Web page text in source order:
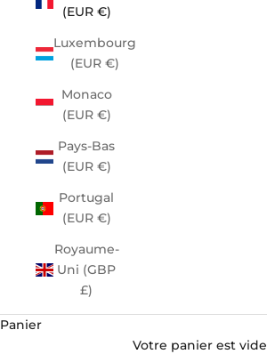
(EUR €)
Luxembourg
(EUR €)
Monaco
(EUR €)
Pays-Bas
(EUR €)
Portugal
(EUR €)
Royaume-
Uni (GBP
£)
Panier
Votre panier est vide